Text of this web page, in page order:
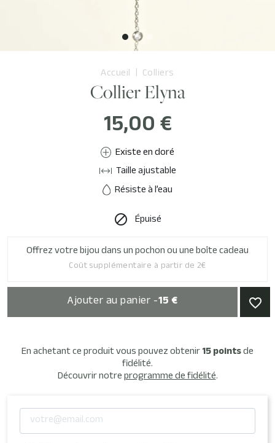
Accueil Colliers
Collier Elyna
15,00 €
Existe en doré
Taille ajustable
Résiste à l’eau
 Épuisé
Offrez votre bijou dans un pochon ou une boîte cadeau
Coût supplémentaire à partir de 2€
Ajouter au panier -15 € favorite_border
En achetant ce produit vous pouvez obtenir15pointsde
fidélité.
Découvrir notreprogramme de fidélité.